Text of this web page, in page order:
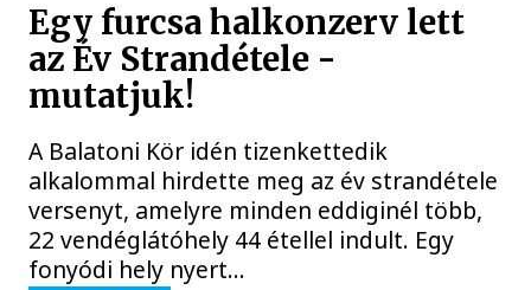
Egy furcsa halkonzerv lett
az Év Strandétele -
mutatjuk!
A Balatoni Kör idén tizenkettedik
alkalommal hirdette meg az év strandétele
versenyt, amelyre minden eddiginél több,
22 vendéglátóhely 44 étellel indult. Egy
fonyódi hely nyert...